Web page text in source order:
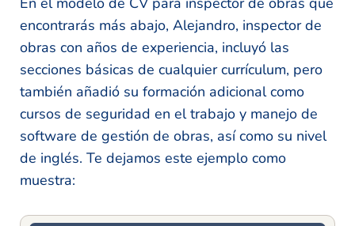
encontrarás más abajo, Alejandro, inspector de
obras con años de experiencia, incluyó las
secciones básicas de cualquier currículum, pero
también añadió su formación adicional como
cursos de seguridad en el trabajo y manejo de
software de gestión de obras, así como su nivel
de inglés. Te dejamos este ejemplo como
muestra: